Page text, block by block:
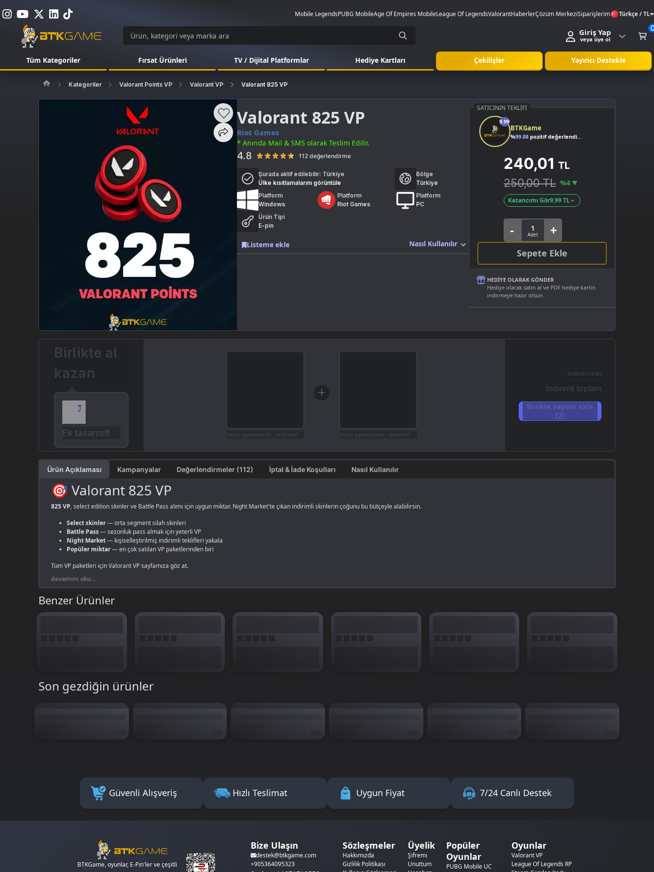
Mobile LegendsPUBG MobileAge Of Empires MobileLeague Of LegendsValorantHaberlerÇözüm MerkeziSiparişlerim Türkçe / TL
Giriş Yap
veya üye ol
Tüm Kategoriler Fırsat Ürünleri TV / Dijital Platformlar Hediye Kartları Çekilişler Yayıncı Destekle
Kategoriler Valorant Points VP Valorant VP Valorant 825 VP
Valorant 825 VP
Riot Games
* Anında Mail & SMS olarak Teslim Edilir.
4.8 112 değerlendirme
Şurada aktif edilebilir: Türkiye
Ülke kısıtlamalarını görüntüle
Bölge
Türkiye
Platform
Windows
Platform
Riot Games
Platform
PC
Ürün Tipi
E-pin
Nasıl Kullanılır
Listeme ekle
SATICININ TEKLIFI
9.99
BTKGame
%99.88pozitif değerlendirme
240,01 TL
250,00 TL %4
Kazancımı Gör9,99 TL
Sepete Ekle
HEDIYE OLARAK GÖNDER
Hediye olarak satın al ve PDF hediye kartın
indirmeye hazır olsun.
Birlikte al
kazan
Ek tasarruf! Seçili siparişlerde - İndirimli! Seçili siparişlerde - İndirimli!
İndirim tutarı
İndirimli toplam
Birlikte sepete ekle
(2)
Ürün Açıklaması Kampanyalar Değerlendirmeler (112) İptal & İade Koşulları Nasıl Kullanılır
🎯 Valorant 825 VP
825 VP, select edition skinler ve Battle Pass alımı için uygun miktar. Night Market'te çıkan indirimli skinlerin çoğunu bu bütçeyle alabilirsin.
Select skinler— orta segment silah skinleri
Battle Pass— sezonluk pass almak için yeterli VP
Night Market— kişiselleştirilmiş indirimli teklifleri yakala
Popüler miktar— en çok satılan VP paketlerinden biri
Tüm VP paketleri içinValorant VP sayfamıza göz at.
devamını oku...
Benzer Ürünler
Son gezdiğin ürünler
Güvenli Alışveriş Hızlı Teslimat Uygun Fiyat 7/24 Canlı Destek
BTKGame, oyunlar, E-Pin'ler ve çeşitli
Bize Ulaşın
destek@btkgame.com
+905364095323
Sözleşmeler
Hakkımızda
Gizlilik Politikası
Üyelik
Şifremi
Unuttum
Popüler
Oyunlar
PUBG Mobile UC
Oyunlar
Valorant VP
League Of Legends RP